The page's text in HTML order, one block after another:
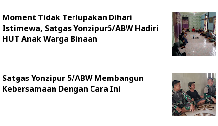
Moment Tidak Terlupakan Dihari
Istimewa, Satgas Yonzipur5/ABW Hadiri
HUT Anak Warga Binaan
Satgas Yonzipur 5/ABW Membangun
Kebersamaan Dengan Cara Ini